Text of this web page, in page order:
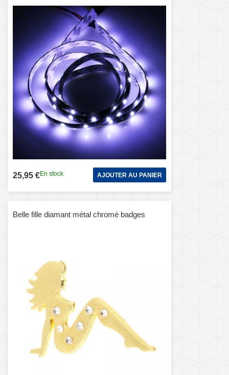
25,95 €En stock AJOUTER AU PANIER
Belle fille diamant métal chromé badges